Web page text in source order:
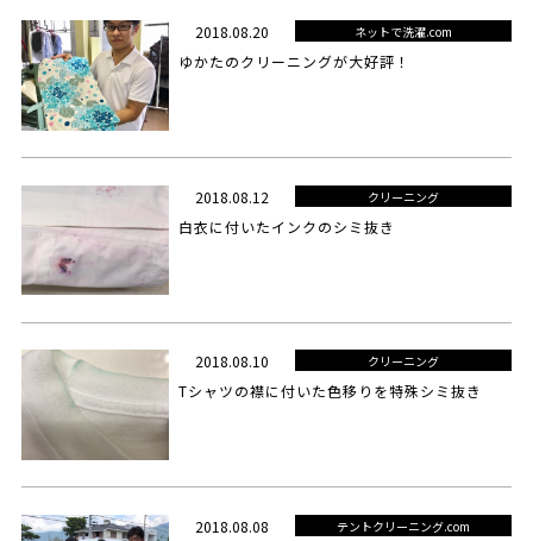
2018.08.20 ネットで洗濯.com
ゆかたのクリーニングが大好評！
2018.08.12 クリーニング
白衣に付いたインクのシミ抜き
2018.08.10 クリーニング
Tシャツの襟に付いた色移りを特殊シミ抜き
2018.08.08 テントクリーニング.com